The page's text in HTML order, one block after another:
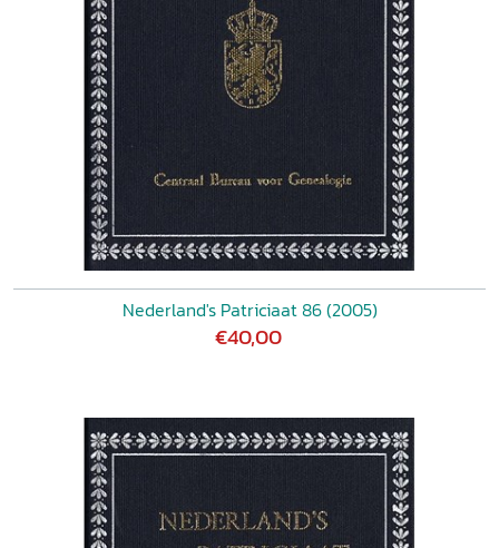
Nederland's Patriciaat 86 (2005)
€40,00